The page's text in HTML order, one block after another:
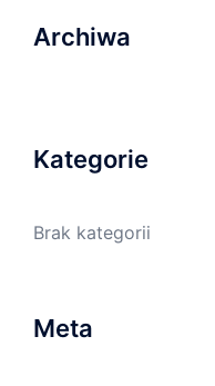
Archiwa
Kategorie
Brak kategorii
Meta